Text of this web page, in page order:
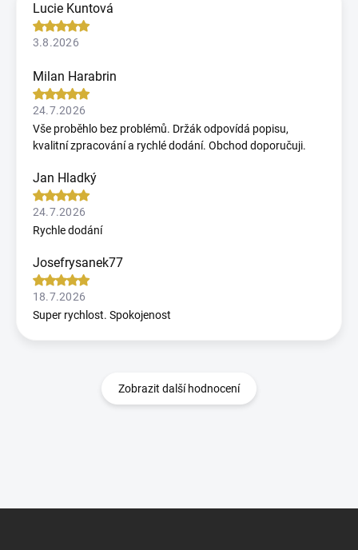
Lucie Kuntová
3.8.2026
Milan Harabrin
24.7.2026
Vše proběhlo bez problémů. Držák odpovídá popisu,
kvalitní zpracování a rychlé dodání. Obchod doporučuji.
Jan Hladký
24.7.2026
Rychle dodání
Josefrysanek77
18.7.2026
Super rychlost. Spokojenost
Zobrazit další hodnocení